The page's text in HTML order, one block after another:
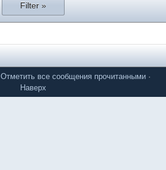
Filter »
Отметить все сообщения прочитанными ·
Наверх